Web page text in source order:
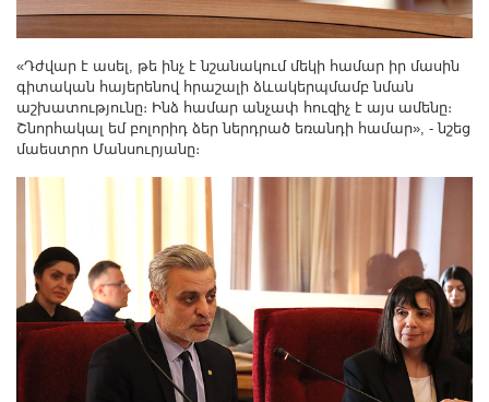
«Դժվար է ասել, թե ինչ է նշանակում մեկի համար իր մասին
գիտական հայերենով հրաշալի ձևակերպմամբ նման
աշխատությունը։ Ինձ համար անչափ հուզիչ է այս ամենը։
Շնորհակալ եմ բոլորիդ ձեր ներդրած եռանդի համար», - նշեց
մաեստրո Մանսուրյանը։